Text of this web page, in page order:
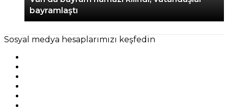
bayramlaştı
Sosyal medya hesaplarımızı keşfedin